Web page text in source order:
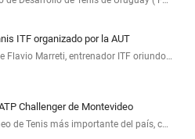
ITF organizado por la AUT
Flavio Marreti, entrenador ITF oriundo…
Challenger de Montevideo
de Tenis más importante del país, c…